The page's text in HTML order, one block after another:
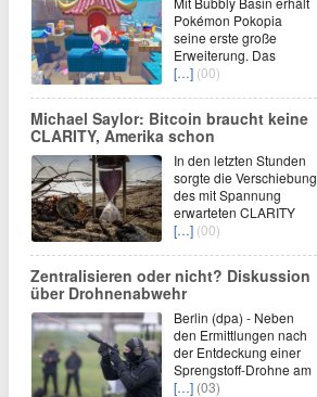
Pokémon Pokopia
seine erste große
Erweiterung. Das
[…] (00)
Michael Saylor: Bitcoin braucht keine
CLARITY, Amerika schon
In den letzten Stunden
sorgte die Verschiebung
des mit Spannung
erwarteten CLARITY
[…] (00)
Zentralisieren oder nicht? Diskussion
über Drohnenabwehr
Berlin (dpa) - Neben
den Ermittlungen nach
der Entdeckung einer
Sprengstoff-Drohne am
[…] (03)